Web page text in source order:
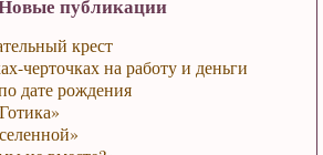
публикации
крест
черточках на работу и деньги
дате рождения